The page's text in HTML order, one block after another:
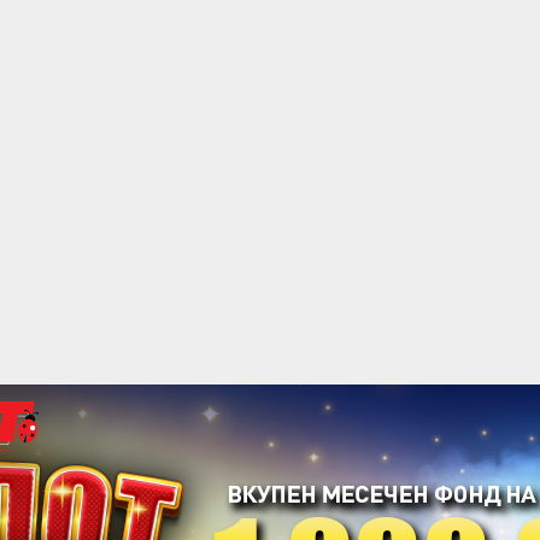
Twitter Instagram Youtube